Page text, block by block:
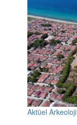
Aktüel Arkeoloji